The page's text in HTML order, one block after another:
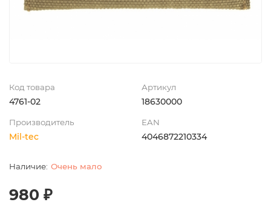
Код товара
4761-02
Артикул
18630000
Производитель
Mil-tec
EAN
4046872210334
Очень мало
980 ₽